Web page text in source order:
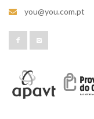
you@you.com.pt